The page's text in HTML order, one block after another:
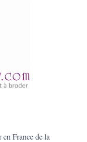
en France de la